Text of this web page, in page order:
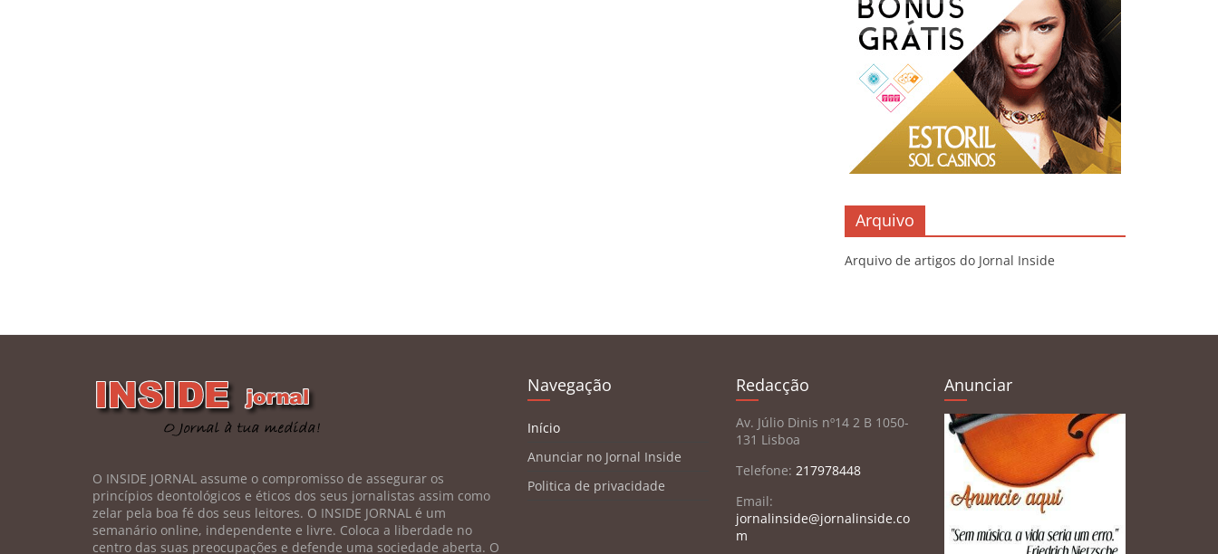
Arquivo
Arquivo de artigos do Jornal Inside
O INSIDE JORNAL assume o compromisso de assegurar os
princípios deontológicos e éticos dos seus jornalistas assim como
zelar pela boa fé dos seus leitores. O INSIDE JORNAL é um
semanário online, independente e livre. Coloca a liberdade no
centro das suas preocupações e defende uma sociedade aberta. O
Navegação
Início
Anunciar no Jornal Inside
Politica de privacidade
Redacção
Av. Júlio Dinis nº14 2 B 1050-
131 Lisboa
Telefone: 217978448
Email:
jornalinside@jornalinside.co
m
Anunciar